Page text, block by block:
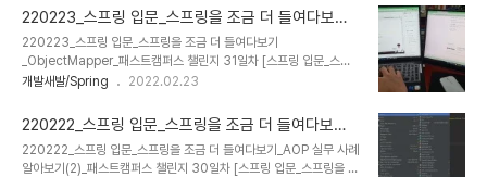
Java 체크 > Next 클릭 (2) Name: object_mapper > Finish
클릭 (3) Maven Repository 에서 Jackson Databind 디펜던
시 가져오기 https://mvnrepository.com/ -> object mapper
검색 > Jackson Databind 선택 > 2.12.1 버전 선택 -> Gradle
선택 > 텍스트 박스 내용 복사 > build.gardle 의 dep..
220223_스프링 입문_스프링을 조금 더 들여다보기_
ObjectMapper_패스트캠퍼스 챌린지 31일차
220223_스프링 입문_스프링을 조금 더 들여다보기
_ObjectMapper_패스트캠퍼스 챌린지 31일차 [스프링 입문_스프
링을 조금 더 들여다보기_ObjectMapper] 1. Object Mapper :
사용한다 2. 직렬화 Serialize : 데이터를 전송하거나 저장할 때 바이
트 문자열 이어야 하므로, 객체들을 문자열로 바꾸어 줌 : Object ->
String 3. 역직렬화 Deserialize : 데이터가 모두 전송 되고, 수신측
에서 문자열을 다시 기존의 객체로 회복시켜 주는 것 : String ->
개발새발/Spring 2022.02.23
220222_스프링 입문_스프링을 조금 더 들여다보기_
AOP 실무 사례 알아보기(2)_패스트캠퍼스 챌린지 3
0일차
220222_스프링 입문_스프링을 조금 더 들여다보기_AOP 실무 사례
알아보기(2)_패스트캠퍼스 챌린지 30일차 [스프링 입문_스프링을 조